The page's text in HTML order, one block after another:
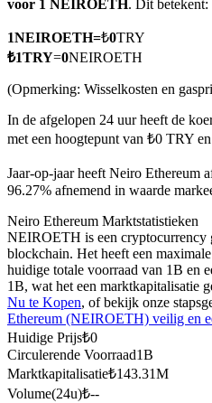
USDC-futures
Futures met USDC als
Kopiëren Handel
Sluit je aan bij top traders
voor 1 NEIROETH. Dit betekent:
1NEIROETH=₺0TRY
₺1TRY=0NEIROETH
(Opmerking: Wisselkosten en
In de afgelopen 24 uur heeft de
met een hoogtepunt van ₺0 TRY
Jaar-op-jaar heeft Neiro Ethereum
96.27% afnemend in waarde
Neiro Ethereum Marktstatistieken
NEIROETH is een cryptocurrency
blockchain. Het heeft een
huidige totale voorraad van 1B en
1B, wat het een marktkapitalisatie
Nu te Kopen, of bekijk onze
Ethereum (NEIROETH) veilig en
Huidige Prijs₺0
Circulerende Voorraad1B
Marktkapitalisatie₺143.31M
Volume(24u)₺--